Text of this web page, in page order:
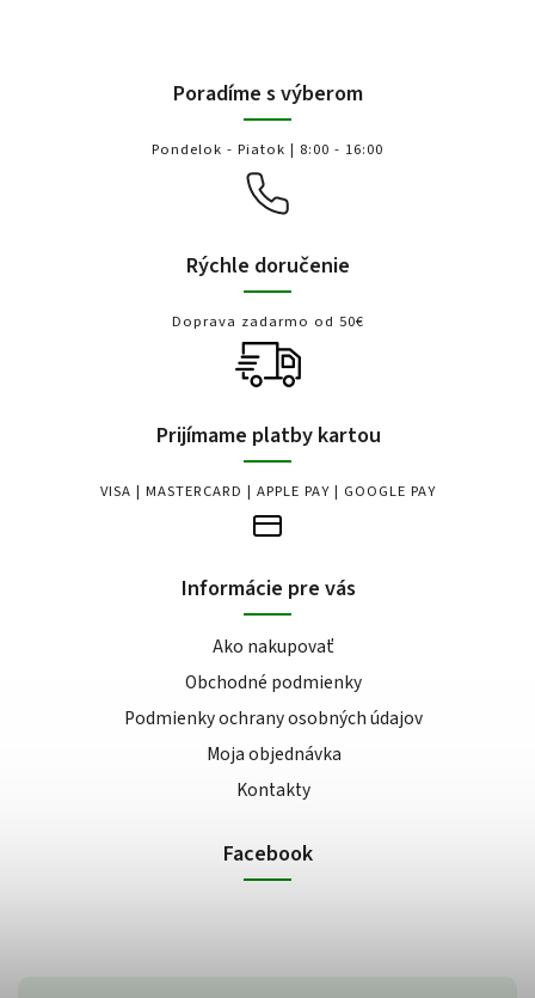
Poradíme s výberom
Pondelok - Piatok | 8:00 - 16:00
Rýchle doručenie
Doprava zadarmo od 50€
Prijímame platby kartou
VISA | MASTERCARD | APPLE PAY | GOOGLE PAY
Informácie pre vás
Ako nakupovať
Obchodné podmienky
Podmienky ochrany osobných údajov
Moja objednávka
Kontakty
Facebook